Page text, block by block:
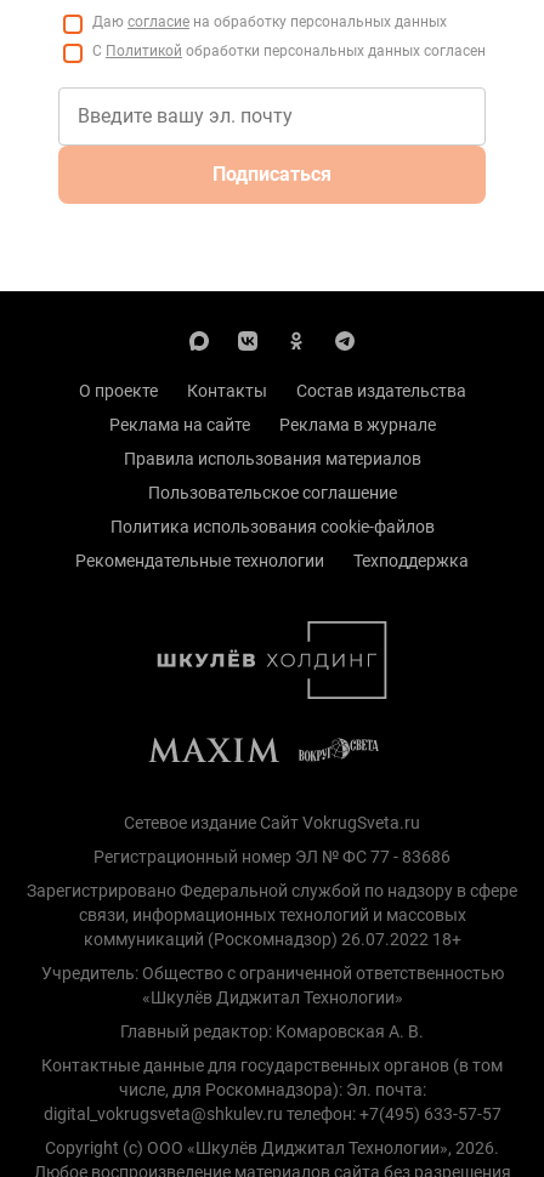
Даю согласие на обработку персональных данных
С Политикой обработки персональных данных согласен
Подписаться
О проекте Контакты
Состав издательства
Реклама на сайте
Реклама в журнале
Правила использования материалов
Пользовательское соглашение
Политика использования cookie-файлов
Рекомендательные технологии
Техподдержка
Сетевое издание Сайт VokrugSveta.ru
Регистрационный номер ЭЛ № ФС 77 - 83686
Зарегистрировано Федеральной службой по надзору в сфере
связи, информационных технологий и массовых
коммуникаций (Роскомнадзор) 26.07.2022 18+
Учредитель: Общество с ограниченной ответственностью
«Шкулёв Диджитал Технологии»
Главный редактор: Комаровская А. В.
Контактные данные для государственных органов (в том
числе, для Роскомнадзора): Эл. почта:
digital_vokrugsveta@shkulev.ru телефон: +7(495) 633-57-57
Copyright (с) ООО «Шкулёв Диджитал Технологии», 2026.
Любое воспроизведение материалов сайта без разрешения